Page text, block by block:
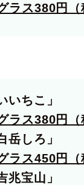
ラス380円（
いちこ」
ラス380円（
岳しろ」
ラス450円（
兆宝山」